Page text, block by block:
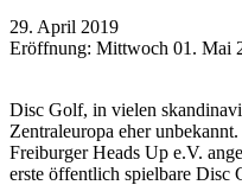
29. April 2019
Eröffnung: Mittwoch 01. Mai
Disc Golf, in vielen
Zentraleuropa eher
Freiburger Heads Up e.V.
erste öffentlich spielbare Disc